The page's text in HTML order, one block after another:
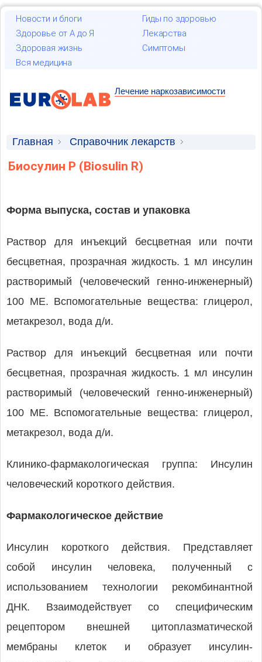
Новости и блоги
Гиды по здоровью
Здоровье от А до Я
Лекарства
Здоровая жизнь
Симптомы
Вся медицина
Лечение наркозависимости
Главная
Справочник лекарств
Лекарственные средства
Биосулин Р (Biosulin R)
Форма выпуска, состав и упаковка
Раствор для инъекций бесцветная или почти
бесцветная, прозрачная жидкость. 1 мл инсулин
растворимый (человеческий генно-инженерный)
100 МЕ. Вспомогательные вещества: глицерол,
метакрезол, вода д/и.
Раствор для инъекций бесцветная или почти
бесцветная, прозрачная жидкость. 1 мл инсулин
растворимый (человеческий генно-инженерный)
100 МЕ. Вспомогательные вещества: глицерол,
метакрезол, вода д/и.
Клинико-фармакологическая группа: Инсулин
человеческий короткого действия.
Фармакологическое действие
Инсулин короткого действия. Представляет
собой инсулин человека, полученный с
использованием технологии рекомбинантной
ДНК. Взаимодействует со специфическим
рецептором внешней цитоплазматической
мембраны клеток и образует инсулин-